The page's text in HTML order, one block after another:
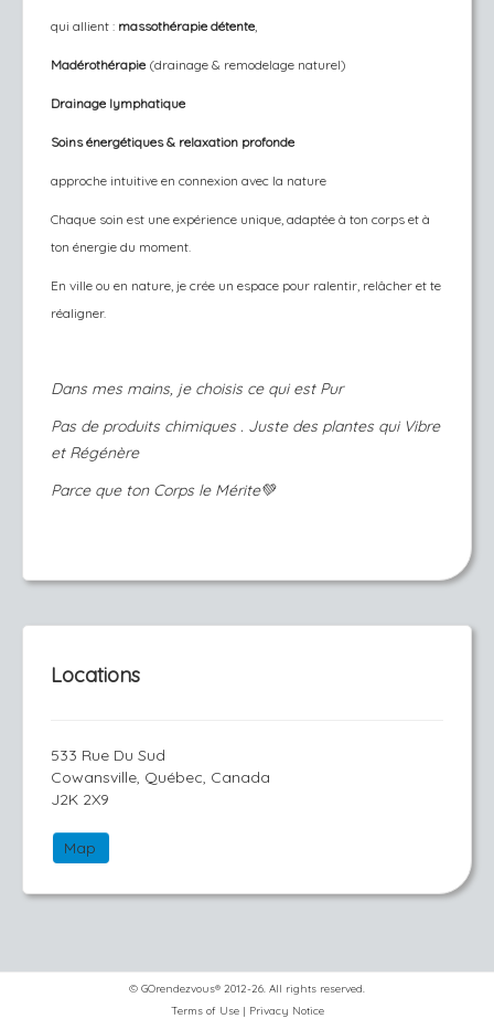
qui allient : massothérapie détente,
Madérothérapie (drainage & remodelage naturel)
Drainage lymphatique
Soins énergétiques & relaxation profonde
approche intuitive en connexion avec la nature
Chaque soin est une expérience unique, adaptée à ton corps et à
ton énergie du moment.
En ville ou en nature, je crée un espace pour ralentir, relâcher et te
réaligner.
Dans mes mains, je choisis ce qui est Pur
Pas de produits chimiques . Juste des plantes qui Vibre
et Régénère
Parce que ton Corps le Mérite💚
Locations
533 Rue Du Sud
Cowansville, Québec, Canada
J2K 2X9
Map
© GOrendezvous® 2012-26. All rights reserved.
Terms of Use| Privacy Notice